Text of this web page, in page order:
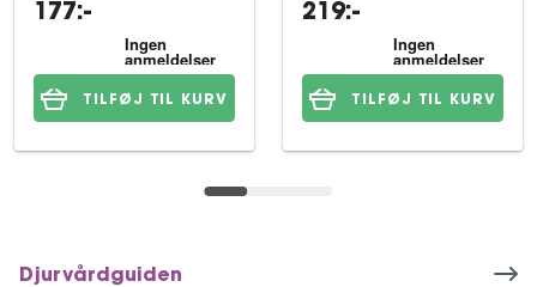
177:-
TILFØJ TIL KURV
219:-
TILFØJ TIL KURV
Djurvårdguiden